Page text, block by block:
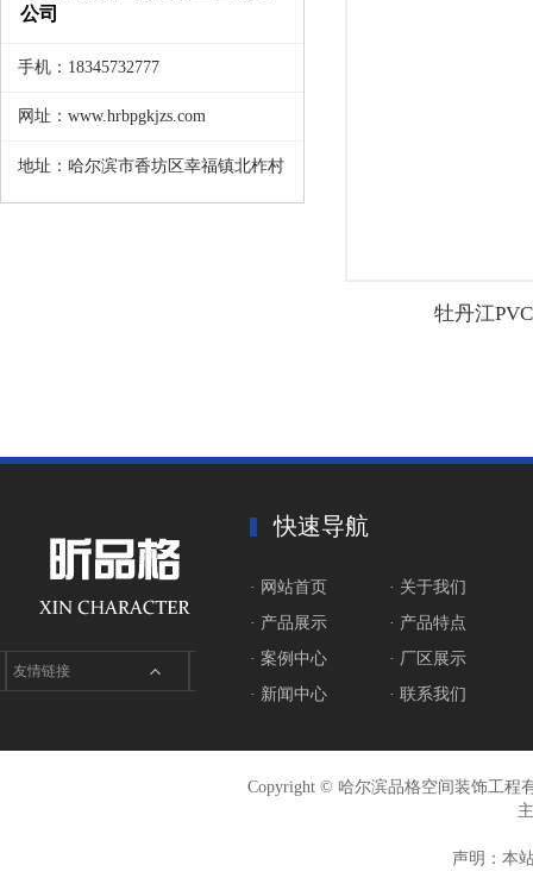
公司
手机：18345732777
网址：www.hrbpgkjzs.com
地址：哈尔滨市香坊区幸福镇北柞村
牡丹江
友情链接
快速导航
· 网站首页
· 关于我们
· 产品展示
· 产品特点
· 案例中心
· 厂区展示
· 新闻中心
· 联系我们
Copyright © 哈尔滨品格空间装饰工程
声明：本